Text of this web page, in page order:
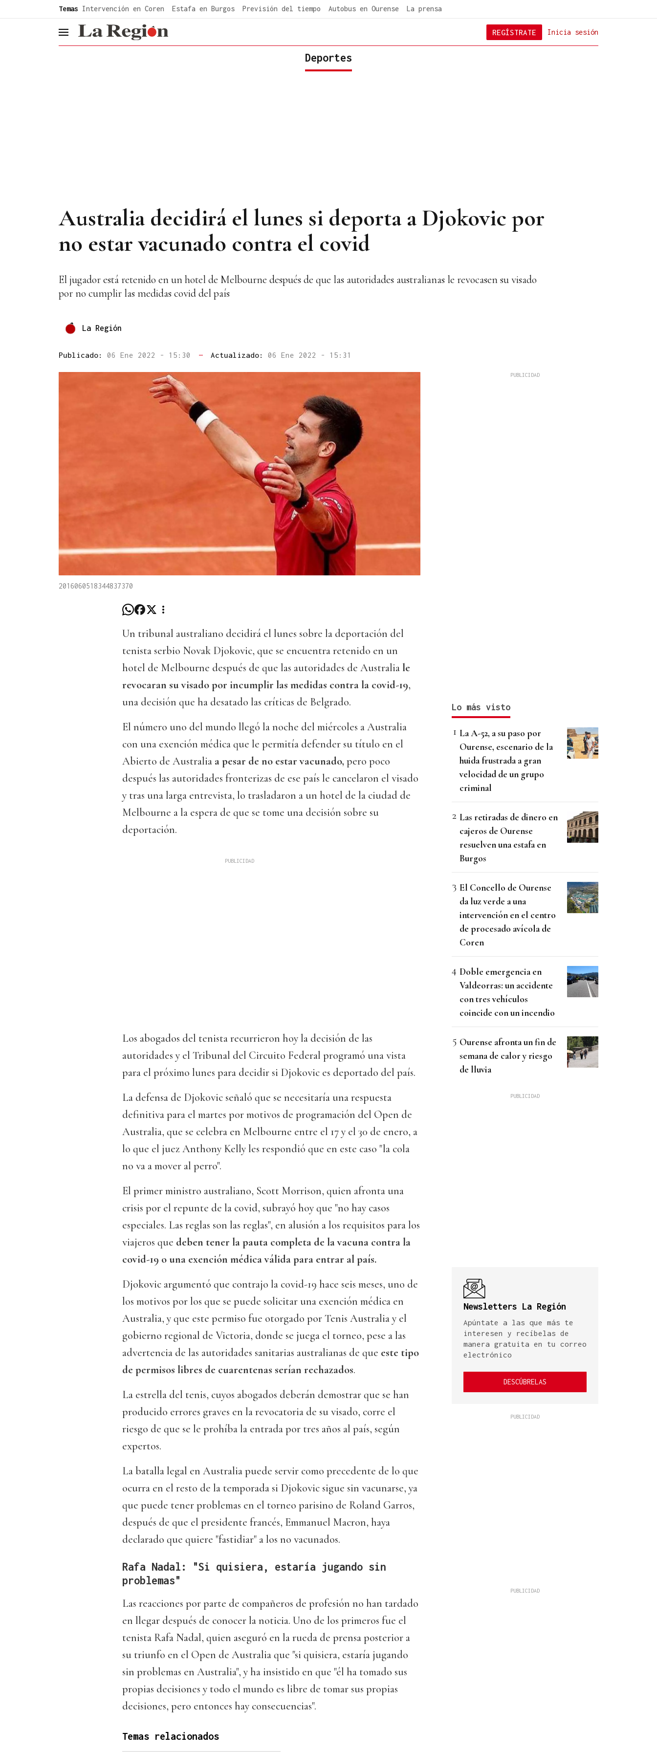
Temas Intervención en Coren Estafa en Burgos Previsión del tiempo Autobus en Ourense La prensa
header.menu.open Inicia sesión
REGÍSTRATE
Deportes
Australia decidirá el lunes si deporta a Djokovic por
no estar vacunado contra el covid
El jugador está retenido en un hotel de Melbourne después de que las autoridades australianas le revocasen su visado
por no cumplir las medidas covid del país
La Región
Publicado: 06 Ene 2022 - 15:30 — Actualizado: 06 Ene 2022 - 15:31
2016060518344837370
Un tribunal australiano decidirá el lunes sobre la deportación del
tenista serbio Novak Djokovic, que se encuentra retenido en un
hotel de Melbourne después de que las autoridades de Australia le
revocaran su visado por incumplir las medidas contra la covid-19,
una decisión que ha desatado las críticas de Belgrado.
El número uno del mundo llegó la noche del miércoles a Australia
con una exención médica que le permitía defender su título en el
Abierto de Australia a pesar de no estar vacunado, pero poco
después las autoridades fronterizas de ese país le cancelaron el visado
y tras una larga entrevista, lo trasladaron a un hotel de la ciudad de
Melbourne a la espera de que se tome una decisión sobre su
deportación.
Los abogados del tenista recurrieron hoy la decisión de las
autoridades y el Tribunal del Circuito Federal programó una vista
para el próximo lunes para decidir si Djokovic es deportado del país.
La defensa de Djokovic señaló que se necesitaría una respuesta
definitiva para el martes por motivos de programación del Open de
Australia, que se celebra en Melbourne entre el 17 y el 30 de enero, a
lo que el juez Anthony Kelly les respondió que en este caso "la cola
no va a mover al perro".
El primer ministro australiano, Scott Morrison, quien afronta una
crisis por el repunte de la covid, subrayó hoy que "no hay casos
especiales. Las reglas son las reglas", en alusión a los requisitos para los
viajeros que deben tener la pauta completa de la vacuna contra la
covid-19 o una exención médica válida para entrar al país.
Djokovic argumentó que contrajo la covid-19 hace seis meses, uno de
los motivos por los que se puede solicitar una exención médica en
Australia, y que este permiso fue otorgado por Tenis Australia y el
gobierno regional de Victoria, donde se juega el torneo, pese a las
advertencia de las autoridades sanitarias australianas de que este tipo
de permisos libres de cuarentenas serían rechazados.
La estrella del tenis, cuyos abogados deberán demostrar que se han
producido errores graves en la revocatoria de su visado, corre el
riesgo de que se le prohíba la entrada por tres años al país, según
expertos.
La batalla legal en Australia puede servir como precedente de lo que
ocurra en el resto de la temporada si Djokovic sigue sin vacunarse, ya
que puede tener problemas en el torneo parisino de Roland Garros,
después de que el presidente francés, Emmanuel Macron, haya
declarado que quiere "fastidiar" a los no vacunados.
Rafa Nadal: "Si quisiera, estaría jugando sin
problemas"
Las reacciones por parte de compañeros de profesión no han tardado
en llegar después de conocer la noticia. Uno de los primeros fue el
tenista Rafa Nadal, quien aseguró en la rueda de prensa posterior a
su triunfo en el Open de Australia que "si quisiera, estaría jugando
sin problemas en Australia", y ha insistido en que "él ha tomado sus
propias decisiones y todo el mundo es libre de tomar sus propias
decisiones, pero entonces hay consecuencias".
Temas relacionados
Lo más visto
La A-52, a su paso por
Ourense, escenario de la
huida frustrada a gran
velocidad de un grupo
criminal
Las retiradas de dinero en
cajeros de Ourense
resuelven una estafa en
Burgos
El Concello de Ourense
da luz verde a una
intervención en el centro
de procesado avícola de
Coren
Doble emergencia en
Valdeorras: un accidente
con tres vehículos
coincide con un incendio
Ourense afronta un fin de
semana de calor y riesgo
de lluvia
Newsletters La Región
Apúntate a las que más te
interesen y recíbelas de
manera gratuita en tu correo
electrónico
DESCÚBRELAS